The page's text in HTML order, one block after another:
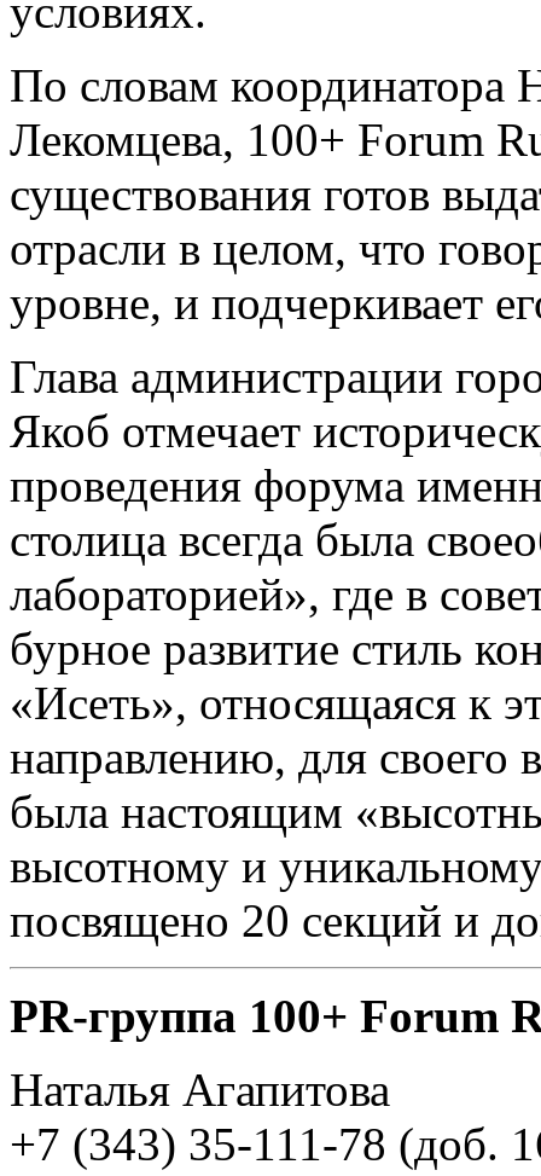
условиях.
По словам
Лекомцева, 100+ Forum
существования готов
отрасли в целом, что
уровне, и подчеркивает
Глава администрации
Якоб отмечает
проведения форума
столица всегда была
лабораторией», где в
бурное развитие стиль
«Исеть», относящаяся к
направлению, для своего
была настоящим
высотному и
посвящено 20 секций и
PR-группа 100+ Forum
Наталья Агапитова
+7 (343) 35-111-78 (доб.